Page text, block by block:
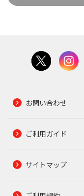
お問い合わせ
ご利用ガイド
サイトマップ